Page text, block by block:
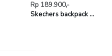
Rp 189.900,-
Skechers backpack ...